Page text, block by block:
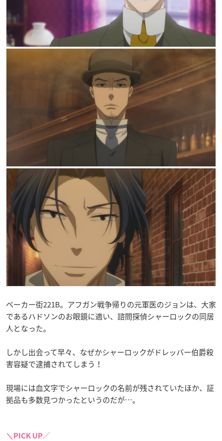
ベーカー街221B。アフガン戦争帰りの元軍医のジョンは、大家
であるハドソンのお眼鏡に適い、諮問探偵シャーロックの同居
人となった。
しかし出会って早々、なぜかシャーロックがドレッバー伯爵殺
害容疑で逮捕されてしまう！
現場には血文字でシャーロックの名前が残されていたほか、証
拠品も多数見つかったというのだが…。
＼PICK UP／